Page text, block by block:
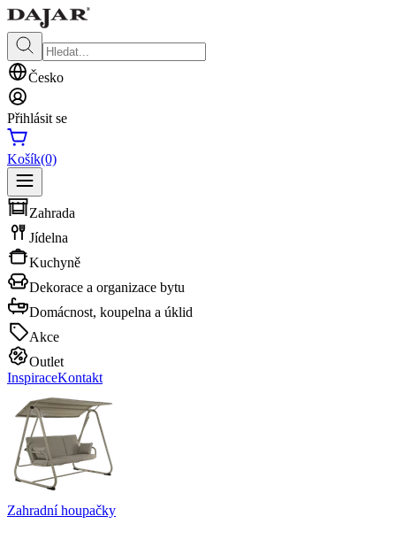
Česko
Přihlásit se
Košík(0)
Zahrada
Jídelna
Kuchyně
Dekorace a organizace bytu
Domácnost, koupelna a úklid
Akce
Outlet
InspiraceKontakt
Zahradní houpačky